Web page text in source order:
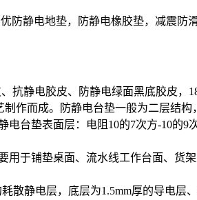
防静电地垫，防静电橡胶垫，减震防
静电胶皮、防静电绿面黑底胶皮，
作而成。防静电台垫一般为二层结
台垫表面层：电阻10的7次方-10的
于铺垫桌面、流水线工作台面、货
静电层，底层为1.5mm厚的导电层